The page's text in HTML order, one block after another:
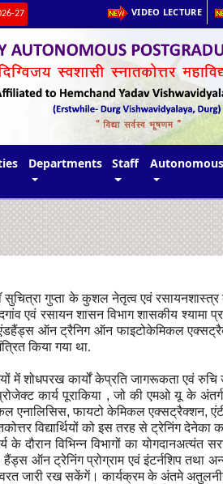
27 VIDEO LECTURE
Departments Staff
सुचित्रा गुप्ता के कुशल नेतृत्व एवं
एवं रसायन शासन विभाग शासकीय श्यामा
ऑन ट्रैनिग ऑन फाइटोकेमिकल
किया गया था.
में शोधपरख कार्यों केप्रति जागरूकता एवं
कार्य पूराकिया ,जो की एमओ यू के
एनालिसिस,फायटो केमिकल एक्सट्रैक्शन,
विद्यार्थियों को इस तरह से ट्रेनिंग देनेका
के दौरान विभिन्न विभागों का योगदानअत्यंत
हैंड्स ऑन ट्रेनिंग प्रोग्राम एवं इंटर्नशिप तथा
जारी रख सकेंगें। कार्यक्रम के अंतमे अतुलनीय